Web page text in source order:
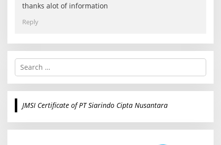
thanks alot of information
Reply
S
r
c
o
JMSI Certificate of PT Siarindo Cipta Nusantara